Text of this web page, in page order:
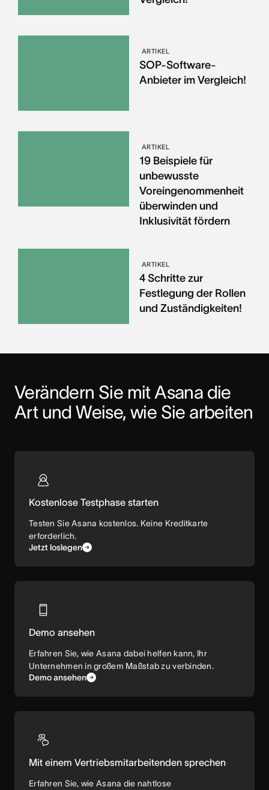
ARTIKEL
SOP-Software-
Anbieter im Vergleich!
ARTIKEL
19 Beispiele für
unbewusste
Voreingenommenheit
überwinden und
Inklusivität fördern
ARTIKEL
4 Schritte zur
Festlegung der Rollen
und Zuständigkeiten!
Verändern Sie mit Asana die
Art und Weise, wie Sie arbeiten
Kostenlose Testphase starten
Testen Sie Asana kostenlos. Keine Kreditkarte
erforderlich.
Jetzt loslegen
Demo ansehen
Erfahren Sie, wie Asana dabei helfen kann, Ihr
Unternehmen in großem Maßstab zu verbinden.
Demo ansehen
Mit einem Vertriebsmitarbeitenden sprechen
Erfahren Sie, wie Asana die nahtlose